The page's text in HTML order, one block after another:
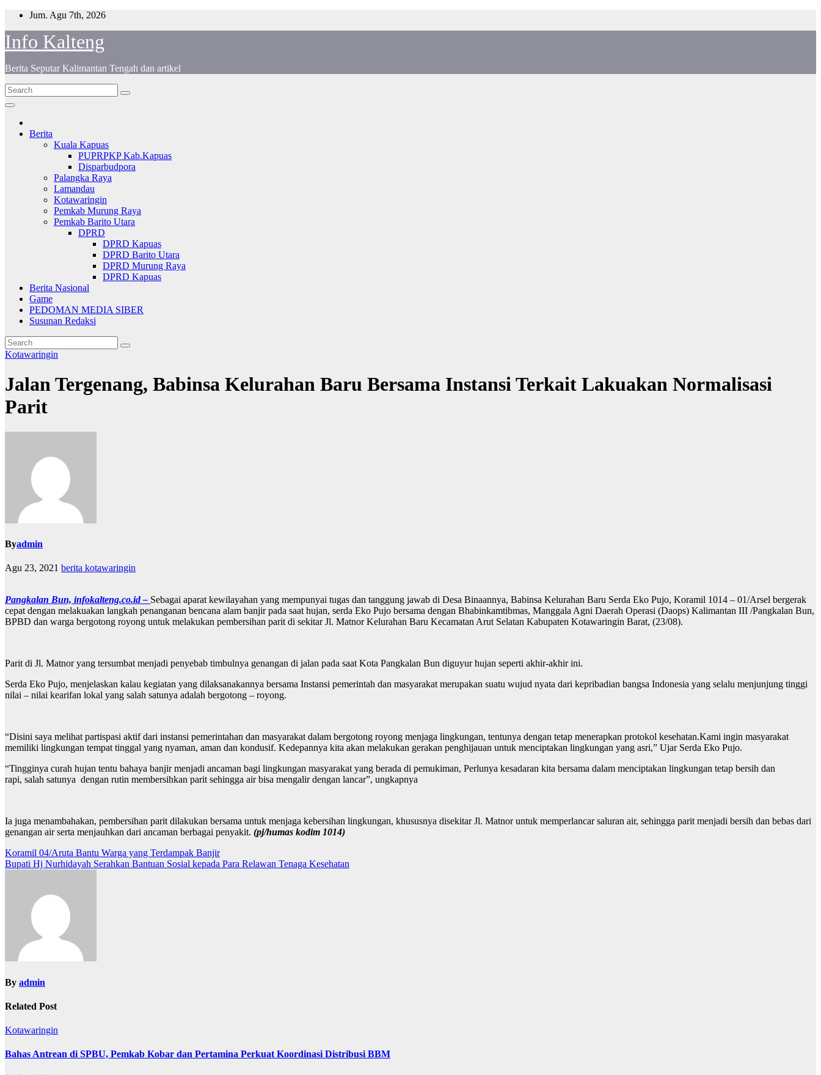
Skip
content
Jum. Agu 7th, 2026
Info Kalteng
Berita Seputar Kalimantan Tengah dan artikel
Berita
Kuala Kapuas
PUPRPKP Kab.Kapuas
Disparbudpora
Palangka Raya
Lamandau
Kotawaringin
Pemkab Murung Raya
Pemkab Barito Utara
DPRD
DPRD Kapuas
DPRD Barito Utara
DPRD Murung Raya
DPRD Kapuas
Berita Nasional
Game
PEDOMAN MEDIA SIBER
Susunan Redaksi
Kotawaringin
Jalan Tergenang, Babinsa Kelurahan Baru Bersama Instansi Terkait Lakuakan Normalisasi
Parit
Byadmin
Agu 23, 2021 berita kotawaringin
Pangkalan Bun, infokalteng.co.id – Sebagai aparat kewilayahan yang mempunyai tugas dan tanggung jawab di Desa Binaannya, Babinsa Kelurahan Baru Serda Eko Pujo, Koramil 1014 – 01/Arsel bergerak
cepat dengan melakuakan langkah penanganan bencana alam banjir pada saat hujan, serda Eko Pujo bersama dengan Bhabinkamtibmas, Manggala Agni Daerah Operasi (Daops) Kalimantan III /Pangkalan Bun,
BPBD dan warga bergotong royong untuk melakukan pembersihan parit di sekitar Jl. Matnor Kelurahan Baru Kecamatan Arut Selatan Kabupaten Kotawaringin Barat, (23/08).
Parit di Jl. Matnor yang tersumbat menjadi penyebab timbulnya genangan di jalan pada saat Kota Pangkalan Bun diguyur hujan seperti akhir-akhir ini.
Serda Eko Pujo, menjelaskan kalau kegiatan yang dilaksanakannya bersama Instansi pemerintah dan masyarakat merupakan suatu wujud nyata dari kepribadian bangsa Indonesia yang selalu menjunjung tinggi
nilai – nilai kearifan lokal yang salah satunya adalah bergotong – royong.
“Disini saya melihat partispasi aktif dari instansi pemerintahan dan masyarakat dalam bergotong royong menjaga lingkungan, tentunya dengan tetap menerapkan protokol kesehatan.Kami ingin masyarakat
memiliki lingkungan tempat tinggal yang nyaman, aman dan kondusif. Kedepannya kita akan melakukan gerakan penghijauan untuk menciptakan lingkungan yang asri,” Ujar Serda Eko Pujo.
“Tingginya curah hujan tentu bahaya banjir menjadi ancaman bagi lingkungan masyarakat yang berada di pemukiman, Perlunya kesadaran kita bersama dalam menciptakan lingkungan tetap bersih dan
rapi, salah satunya dengan rutin membersihkan parit sehingga air bisa mengalir dengan lancar”, ungkapnya
Ia juga menambahakan, pembersihan parit dilakukan bersama untuk menjaga kebersihan lingkungan, khususnya disekitar Jl. Matnor untuk memperlancar saluran air, sehingga parit menjadi bersih dan bebas dari
genangan air serta menjauhkan dari ancaman berbagai penyakit. (pj/humas kodim 1014)
Navigasi
pos
Koramil 04/Aruta Bantu Warga yang Terdampak Banjir
Bupati Hj Nurhidayah Serahkan Bantuan Sosial kepada Para Relawan Tenaga Kesehatan
By admin
Related Post
Kotawaringin
Bahas Antrean di SPBU, Pemkab Kobar dan Pertamina Perkuat Koordinasi Distribusi BBM